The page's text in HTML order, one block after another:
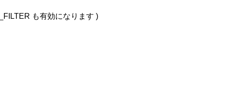
も有効になります )